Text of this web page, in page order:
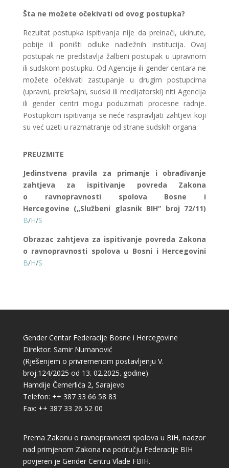
Šta ne možete očekivati od ovog postupka?
Rezultat postupka ispitivanja nije da preinači, ukinute,
pobije ili poništi odluke nadležnih institucija. Ovaj
postupak ne predstavlja žalbeni postupak u upravnom
ili sudskom postupku. Od Agencije ili gender centara ne
možete očekivati zastupanje u drugim postupcima
(upravni, prekršajni, sudski ili medijatorski) niti Agencija
ili gender centri mogu poduzimati procesne radnje.
Postupkom ispitivanja se neće raspravljati zahtjevi koji
su već uzeti u razmatranje od strane sudskih organa.
PREUZMITE
Jedinstvena pravila za primanje i obrađivanje
zahtjeva za ispitivanje povreda Zakona
o ravnopravnosti spolova Bosne i
Hercegovine („Službeni glasnik BIH“ broj 72/11)
B/H/S
Obrazac zahtjeva za ispitivanje povreda Zakona
o ravnopravnosti spolova u Bosni i Hercegovini
B/H/S
Gender Centar Federacije Bosne i Hercegovine
Direktor: Samir Numanović
(Rješenjem o privremenom postavljenju V.
broj:124/2025 od 13. 02.2025. godine)
Hamdije Čemerlića 2, Sarajevo
Telefon: ++ 387 33 66 58 83
Fax: ++ 387 33 26 52 00
Prema Zakonu o ravnopravnosti spolova u BiH, nadzor
nad primjenom Zakona na području Federacije BIH
povjeren je Gender Centru Vlade FBIH.